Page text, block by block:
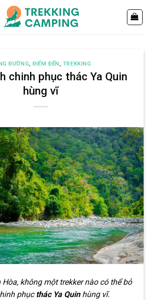
ĐƯỜNG,ĐIỂM ĐẾN, TREKKING
chinh phục thác Ya Quin
hùng vĩ
không một trekker nào có thể bỏ
phụcthác Ya Quinhùng vĩ.